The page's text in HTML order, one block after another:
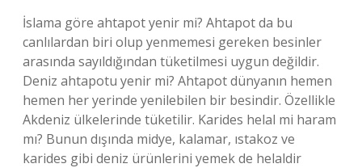
İslama göre ahtapot yenir mi? Ahtapot da bu
canlılardan biri olup yenmemesi gereken besinler
arasında sayıldığından tüketilmesi uygun değildir.
Deniz ahtapotu yenir mi? Ahtapot dünyanın hemen
hemen her yerinde yenilebilen bir besindir. Özellikle
Akdeniz ülkelerinde tüketilir. Karides helal mi haram
mı? Bunun dışında midye, kalamar, ıstakoz ve
karides gibi deniz ürünlerini yemek de helaldir